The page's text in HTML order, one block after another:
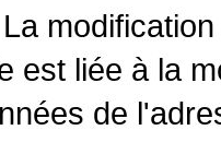
La
est liée à la
de